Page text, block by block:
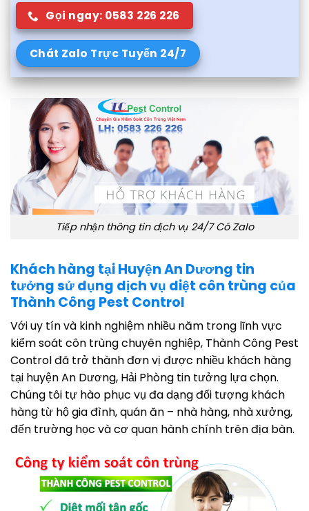
Gọi ngay: 0583 226 226
Chát Zalo Trực Tuyến 24/7
Tiếp nhận thông tin dịch vụ 24/7 Có Zalo
Khách hàng tại Huyện An Dương tin
tưởng sử dụng dịch vụ diệt côn trùng của
Thành Công Pest Control
Với uy tín và kinh nghiệm nhiều năm trong lĩnh vực
kiểm soát côn trùng chuyên nghiệp, Thành Công Pest
Control đã trở thành đơn vị được nhiều khách hàng
tại huyện An Dương, Hải Phòng tin tưởng lựa chọn.
Chúng tôi tự hào phục vụ đa dạng đối tượng khách
hàng từ hộ gia đình, quán ăn – nhà hàng, nhà xưởng,
đến trường học và cơ quan hành chính trên địa bàn.